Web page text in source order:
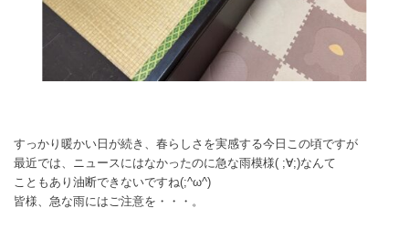
すっかり暖かい日が続き、春らしさを実感する今日この頃ですが
最近では、ニュースにはなかったのに急な雨模様( ;∀;)なんて
こともあり油断できないですね(;^ω^)
皆様、急な雨にはご注意を・・・。